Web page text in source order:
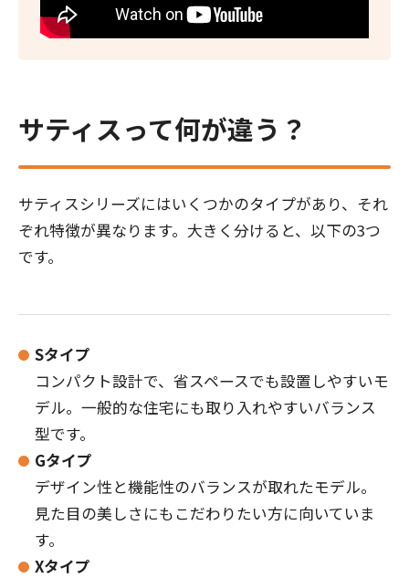
サティスって何が違う？
サティスシリーズにはいくつかのタイプがあり、それ
ぞれ特徴が異なります。大きく分けると、以下の3つ
です。
Sタイプ
コンパクト設計で、省スペースでも設置しやすいモ
デル。一般的な住宅にも取り入れやすいバランス
型です。
Gタイプ
デザイン性と機能性のバランスが取れたモデル。
見た目の美しさにもこだわりたい方に向いていま
す。
Xタイプ